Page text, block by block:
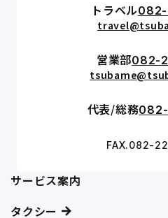
トラベル082-
営業部082-
代表/総務
FAX.082-
サービス案内
タクシー